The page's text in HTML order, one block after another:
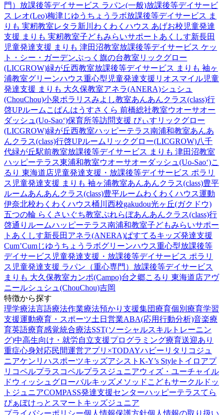
門） 放課後等デイサービス ラパン(一般)放課後等デイサービ
ス レオ(Leo)梅津じゆうちょうラボ放課後等デイサービス ま
りも 実籾教室レタラ新川 わくわくハウス あげお校 児童発達
支援 まりも 実籾教室子どもみらいサポートあくしす新長田
児童発達支援 まりも 津田沼教室放課後等デイサービス ケッ
ト・シー・ガーデンぷっく旗の台教室 リックグロー
(LICGROW)緑が丘西教室放課後等デイサービス まりも 袖ヶ
浦教室グリーンハウス重心型児童発達支援 リオスマイル児童
発達支援 まりも 大久保教室アネラ(ANERA)シュシュ
(ChouChou)小泉ポラリスみよし教室あんあんクラス(class)行
啓UPルーム こぱんはうすさくら 前橋総社教室ウオーサオー
ダッシュ(Uo-Sao‘)保育所等訪問支援 ぴぃす リックグロー
(LICGROW)緑が丘西教室ハッピーテラス南浦和教室あんあ
んクラス(class)行啓UPルーム リックグロー(LICGROW)八千
代緑が丘駅前教室放課後等デイサービス まりも 津田沼教室
ハッピーテラス東浦和教室ウオーサオーダッシュ(Uo-Sao‘)こ
るり 東海道店児童発達支援・放課後等デイサービス ポラリ
ス 児童発達支援 まりも 袖ヶ浦教室あんあんクラス(class)豊平
ルームあんあんクラス(class)豊平ルームわくわくハウス運動
伊奈北校わくわくハウス桶川西校gakudou光ヶ丘(ガクドウ)
五つの輪 らくさいぐち教室ぷれらぼあんあんクラス(class)行
啓通りルームハッピーテラス南浦和教室子どもみらいサポー
トあくしす新長田 アネラ(ANERA)ぱすてるキッズ発達支援
Cum’Cumじゆうちょうラボグリーンハウス重心型放課後等
デイサービス 児童発達支援・放課後等デイサービス ポラリ
ス 児童発達支援 ラパン（重心専門） 放課後等デイサービス
まりも 大久保教室カンポ(Campo)台之郷こるり 東海道店アヴ
ニールシュシュ(ChouChou)吉岡
特徴から探す
理学療法言語療法作業療法預かり支援集団療育個別療育学習
支援運動療育・スポーツ土日営業ABA(応用行動分析)音楽療
育英語療育感覚統合療法SST(ソーシャルスキルトレーニン
グ)中高生向け・就労自立支援プログラミング療育送迎あり
重症心身対応民間運営アプリ×TODAYハビー リタリコジュ
ニアケンリハスポーツキッズアシスト K-Y’s Style トイロ アプ
リ コペルプラス コペルプラスジュニアウィズ・ユーチャイル
ドウィッシュ グローバルキッズメソッド こどもサークル ドッ
トジュニアCOMPASS発達支援センターハッピーテラスてら
ぴぁぽけっと スマートキッズジュニア
プライバシーポリシー個人情報保護方針個人情報の取り扱い